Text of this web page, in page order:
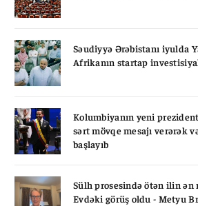
Səudiyyə Ərəbistanı iyulda
Afrikanın startap
Kolumbiyanın yeni
sərt mövqe mesajı verərək
başlayıb
Sülh prosesində ötən ilin ən
Evdəki görüş oldu - Metyu